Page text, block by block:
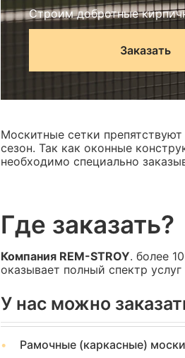
Строим добротные
Заказать
Москитные сетки
сезон. Так как оконные
необходимо специально
Где заказать?
Компания REM-STROY. более
оказывает полный спектр
У нас можно
Рамочные (каркасные)